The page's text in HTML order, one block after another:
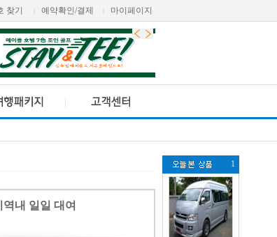
찾기 예약확인/결제 마이페이지
내 일일 대여
1